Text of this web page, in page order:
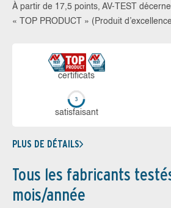
À partir de 17,5 points, AV-TEST
« TOP PRODUCT » (Produit
certi­ficats
sa­tis­fai­sant
PLUS DE DÉTAILS
Tous les fabricants
mois/année